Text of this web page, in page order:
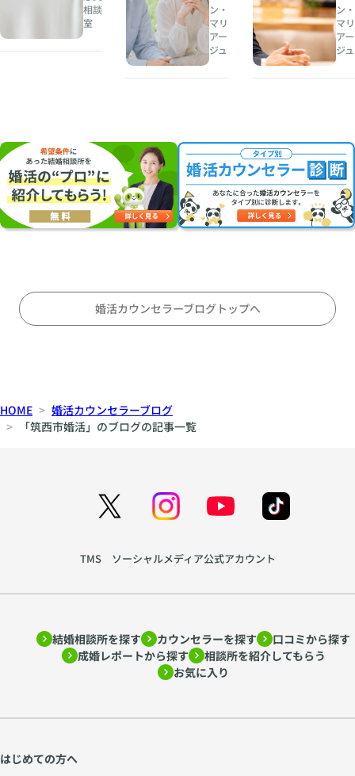
所
夏
お
見
合
い
に
メ
相談
室
、
人
生
を
見
つ
け
る
対
等
の
方
ラ
ー
心
学
ン・
マリ
アー
ジュ
が
恋
愛
右
す
る
理
由
テ
~
w
ン・
マリ
アー
ジュ
婚活カウンセラーブログトップへ
HOME
婚活カウンセラーブログ
「筑西市婚活」のブログの記事一覧
TMS ソーシャルメディア公式アカウント
結婚相談所を探す カウンセラーを探す
口コミから探す
成婚レポートから探す
相談所を紹介してもらう
お気に入り
はじめての方へ